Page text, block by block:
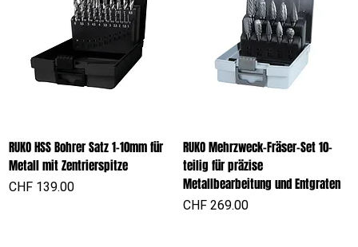
RUKO HSS Bohrer Satz 1-10mm für
Metall mit Zentrierspitze
Preis
CHF 139.00
RUKO Mehrzweck-Fräser-Set 10-
teilig für präzise
Metallbearbeitung und Entgraten
Preis
CHF 269.00